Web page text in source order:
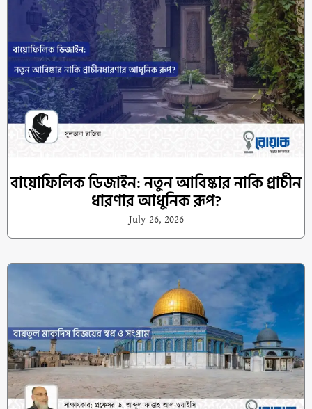
বায়োফিলিক ডিজাইন: নতুন আবিষ্কার নাকি প্রাচীন
ধারণার আধুনিক রূপ?
July 26, 2026